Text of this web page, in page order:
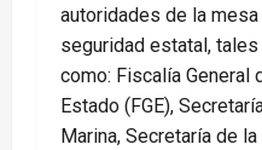
autoridades de la
seguridad estatal, tales
como: Fiscalía General
Estado (FGE),
Marina, Secretaría de la